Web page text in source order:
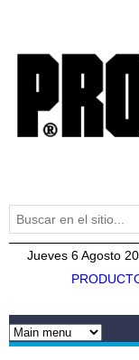
Buscar
Jueves 6 Agosto